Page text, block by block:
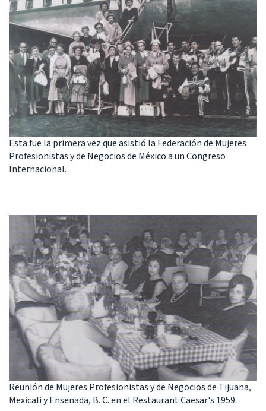
Esta fue la primera vez que asistió la Federación de Mujeres
Profesionistas y de Negocios de México a un Congreso
Internacional.
Reunión de Mujeres Profesionistas y de Negocios de Tijuana,
Mexicali y Ensenada, B. C. en el Restaurant Caesar's 1959.